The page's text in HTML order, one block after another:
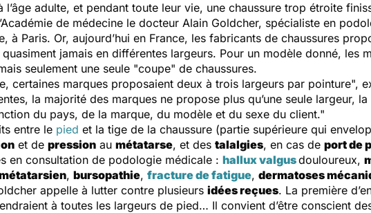
adulte, et pendant toute leur vie, une chaussure trop étroite
de médecine le docteur Alain Goldcher, spécialiste en
à Paris. Or, aujourd’hui en France, les fabricants de chaussures
jamais en différentes largeurs. Pour un modèle donné, les
seulement une seule "coupe" de chaussures.
certaines marques proposaient deux à trois largeurs par pointure",
la majorité des marques ne propose plus qu’une seule largeur,
du pays, de la marque, du modèle et du sexe du client."
entre le pied et la tige de la chaussure (partie supérieure qui
et de pression au métatarse, et des talalgies, en cas de port de
en consultation de podologie médicale : hallux valgusdouloureux,
, bursopathie, fracture de fatigue, dermatoses
appelle à lutter contre plusieurs idées reçues. La première
à toutes les largeurs de pied… Il convient d’être conscient